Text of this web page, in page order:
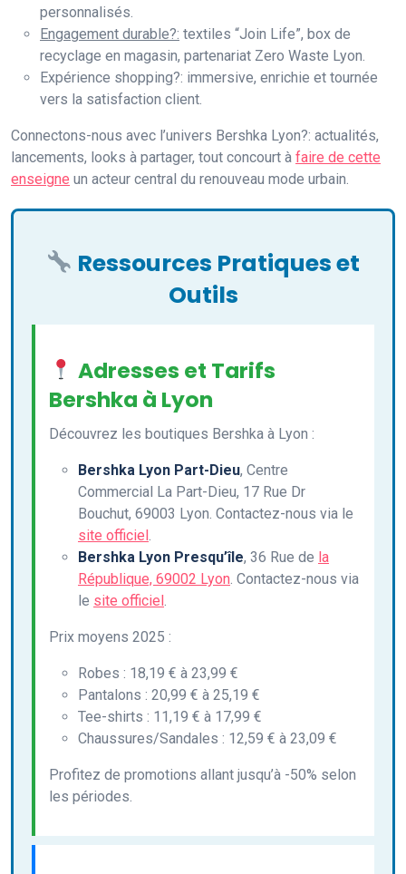
personnalisés.
Engagement durable?: textiles “Join Life”, box de
recyclage en magasin, partenariat Zero Waste Lyon.
Expérience shopping?: immersive, enrichie et tournée
vers la satisfaction client.
Connectons-nous avec l’univers Bershka Lyon?: actualités,
lancements, looks à partager, tout concourt à faire de cette
enseigne un acteur central du renouveau mode urbain.
Ressources Pratiques et
Outils
Adresses et Tarifs
Bershka à Lyon
Découvrez les boutiques Bershka à Lyon :
Bershka Lyon Part-Dieu, Centre
Commercial La Part-Dieu, 17 Rue Dr
Bouchut, 69003 Lyon. Contactez-nous via le
site officiel
Bershka Lyon Presqu’île, 36 Rue de la
République, 69002 Lyon . Contactez-nous via
le site officiel
Prix moyens 2025 :
Robes : 18,19 € à 23,99 €
Pantalons : 20,99 € à 25,19 €
Tee-shirts : 11,19 € à 17,99 €
Chaussures/Sandales : 12,59 € à 23,09 €
Profitez de promotions allant jusqu’à -50% selon
les périodes.